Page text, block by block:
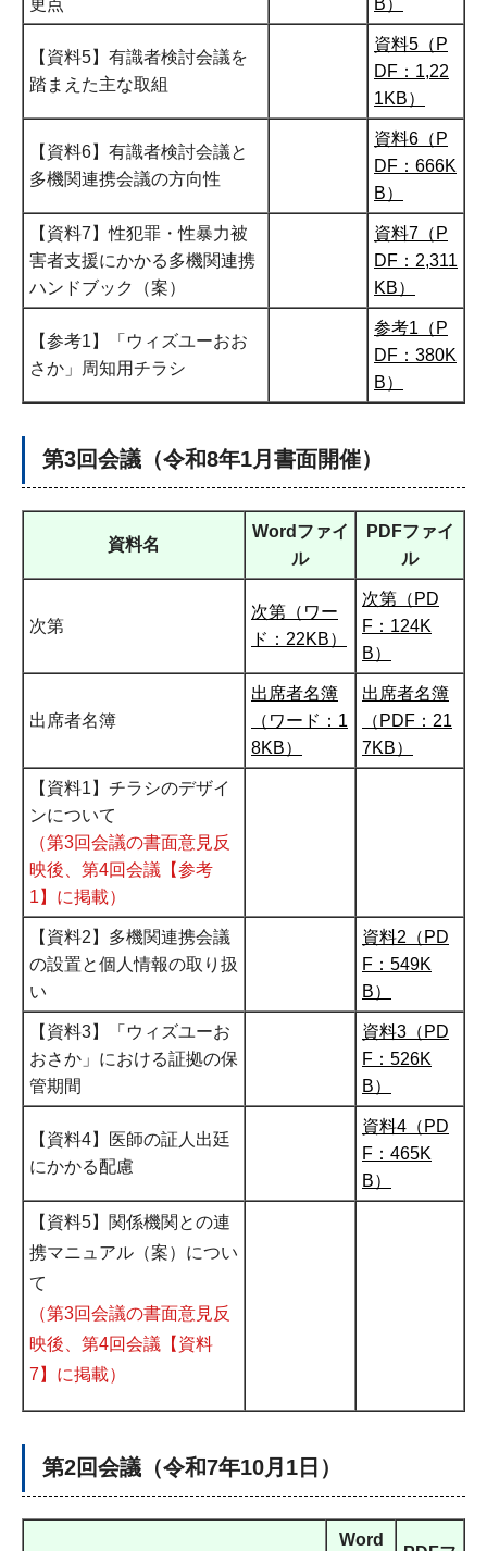
更点
B）
【資料5】有識者検討会議を
踏まえた主な取組
資料5（P
DF：1,22
1KB）
【資料6】有識者検討会議と
多機関連携会議の方向性
資料6（P
DF：666K
B）
【資料7】性犯罪・性暴力被
害者支援にかかる多機関連携
ハンドブック（案）
資料7（P
DF：2,311
KB）
【参考1】「ウィズユーおお
さか」周知用チラシ
参考1（P
DF：380K
B）
第3回会議（令和8年1月書面開催）
資料名
Wordファイ
ル
PDFファイ
ル
次第
次第（ワー
ド：22KB）
次第（PD
F：124K
B）
出席者名簿
出席者名簿
（ワード：1
8KB）
出席者名簿
（PDF：21
7KB）
【資料1】チラシのデザイ
ンについて
（第3回会議の書面意見反
映後、第4回会議【参考
1】に掲載）
【資料2】多機関連携会議
の設置と個人情報の取り扱
い
資料2（PD
F：549K
B）
【資料3】「ウィズユーお
おさか」における証拠の保
管期間
資料3（PD
F：526K
B）
【資料4】医師の証人出廷
にかかる配慮
資料4（PD
F：465K
B）
【資料5】関係機関との連
携マニュアル（案）につい
て
（第3回会議の書面意見反
映後、第4回会議【資料
7】に掲載）
第2回会議（令和7年10月1日）
Word